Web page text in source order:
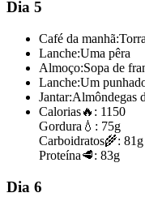
Dia 5
Café da manhã:
Lanche:Uma pêra
Almoço:Sopa de
Lanche:Um
Jantar:Almôndegas
Calorias🔥: 1150
Gordura 💧: 75g
Carboidratos🌾: 81g
Proteína🥩: 83g
Dia 6